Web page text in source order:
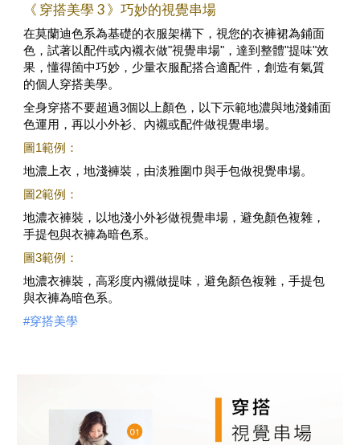
《 穿搭美學 3 》巧妙的視覺串場
在莫蘭迪色系為基礎的衣服架構下，視您的衣褲裙為鋪面
色，試著以配件或內襯衣做"視覺串場"，達到整體"提味"效
果，懂得箇中巧妙，少量衣服配搭合適配件，創造有氣質
的個人穿搭美學。
全身穿搭不要超過3個以上顏色，以下示範地濃與地淺鋪面
色運用，再以小外衫、內襯或配件做視覺串場。
圖1範例：
地濃上衣，地淺褲裝，由淡雅圍巾與手包做視覺串場。
圖2範例：
地濃衣褲裝，以地淺小外衫做視覺串場，避免顏色複雜，
手提包與衣褲為暗色系。
圖3範例：
地濃衣褲裝，高彩度內襯做提味，避免顏色複雜，手提包
與衣褲為暗色系。
#穿搭美學